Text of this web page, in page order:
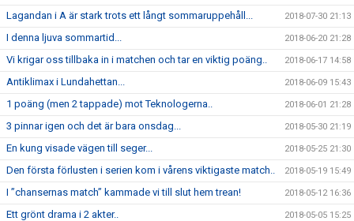
Lagandan i A är stark trots ett långt sommaruppehåll... 2018-07-30 21:13
I denna ljuva sommartid... 2018-06-20 21:28
Vi krigar oss tillbaka in i matchen och tar en viktig poäng.. 2018-06-17 14:58
Antiklimax i Lundahettan... 2018-06-09 15:43
1 poäng (men 2 tappade) mot Teknologerna.. 2018-06-01 21:28
3 pinnar igen och det är bara onsdag... 2018-05-30 21:19
En kung visade vägen till seger... 2018-05-25 21:30
Den första förlusten i serien kom i vårens viktigaste match.. 2018-05-19 15:49
I ”chansernas match” kammade vi till slut hem trean! 2018-05-12 16:36
Ett grönt drama i 2 akter.. 2018-05-05 15:25